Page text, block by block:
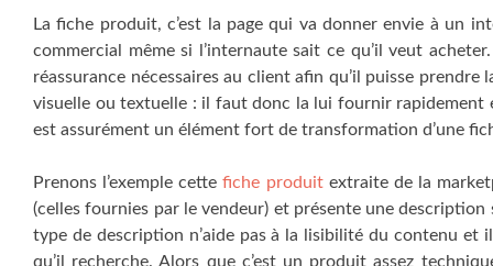
La fiche produit, c’est la page qui va donner envie à un
commercial même si l’internaute sait ce qu’il veut
réassurance nécessaires au client afin qu’il puisse prendre
visuelle ou textuelle : il faut donc la lui fournir rapidement
est assurément un élément fort de transformation d’une
Prenons l’exemple cettefiche produitextraite de la
(celles fournies par le vendeur) et présente une
type de description n’aide pas à la lisibilité du contenu
qu’il recherche. Alors que c’est un produit assez